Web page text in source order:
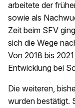
arbeitete der
sowie als
Zeit beim SFV
sich die Wege
Von 2018 bis
Entwicklung bei
Die weiteren,
wurden bestätigt.